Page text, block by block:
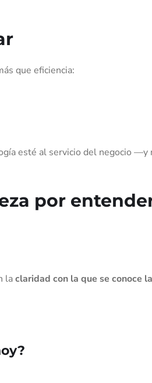
que eficiencia:
esté al servicio del negocio —y
por
laclaridad con la que se conoce la